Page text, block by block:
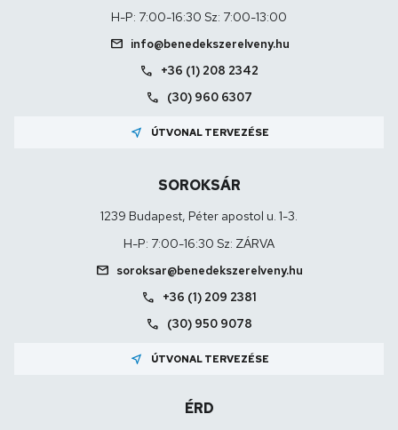
H-P: 7:00-16:30 Sz: 7:00-13:00
mail info@benedekszerelveny.hu
call +36 (1) 208 2342
call (30) 960 6307
near_me ÚTVONAL TERVEZÉSE
SOROKSÁR
1239 Budapest, Péter apostol u. 1-3.
H-P: 7:00-16:30 Sz: ZÁRVA
mail soroksar@benedekszerelveny.hu
call +36 (1) 209 2381
call (30) 950 9078
near_me ÚTVONAL TERVEZÉSE
ÉRD